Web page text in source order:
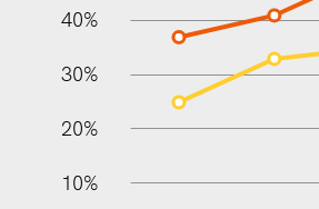
40%
30%
20%
10%